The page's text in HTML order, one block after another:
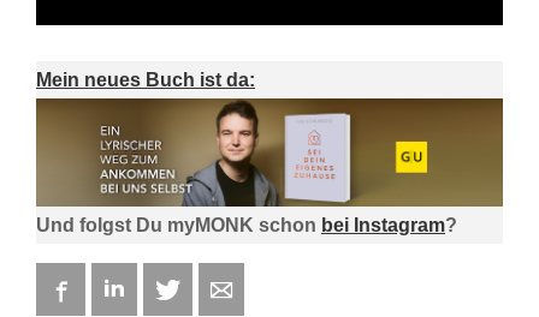
Mein neues Buch ist da:
Und folgst Du myMONK schon bei Instagram?
FacebookLinkedIn Twitter